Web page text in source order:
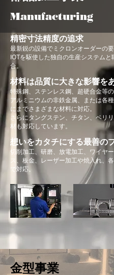
精密寸法精度の追求
最新鋭の設備でミクロンオーダーの要
IOTを駆使した独自の生産システムと
合。
材料は品質に大きな影響を
特殊鋼、ステンレス鋼、超硬合金等
アルミニウムの非鉄金属、または各
に までさまざまな材料に対応。
さらにタングステン、チタン、ベリ
材 も対応しています。
想いをカタチにする最善の
切削加工、研磨、放電加工、ワイヤ
ス、 板金、レーザー加工や焼入れ、
で対応。
Manufacturing
金型事業